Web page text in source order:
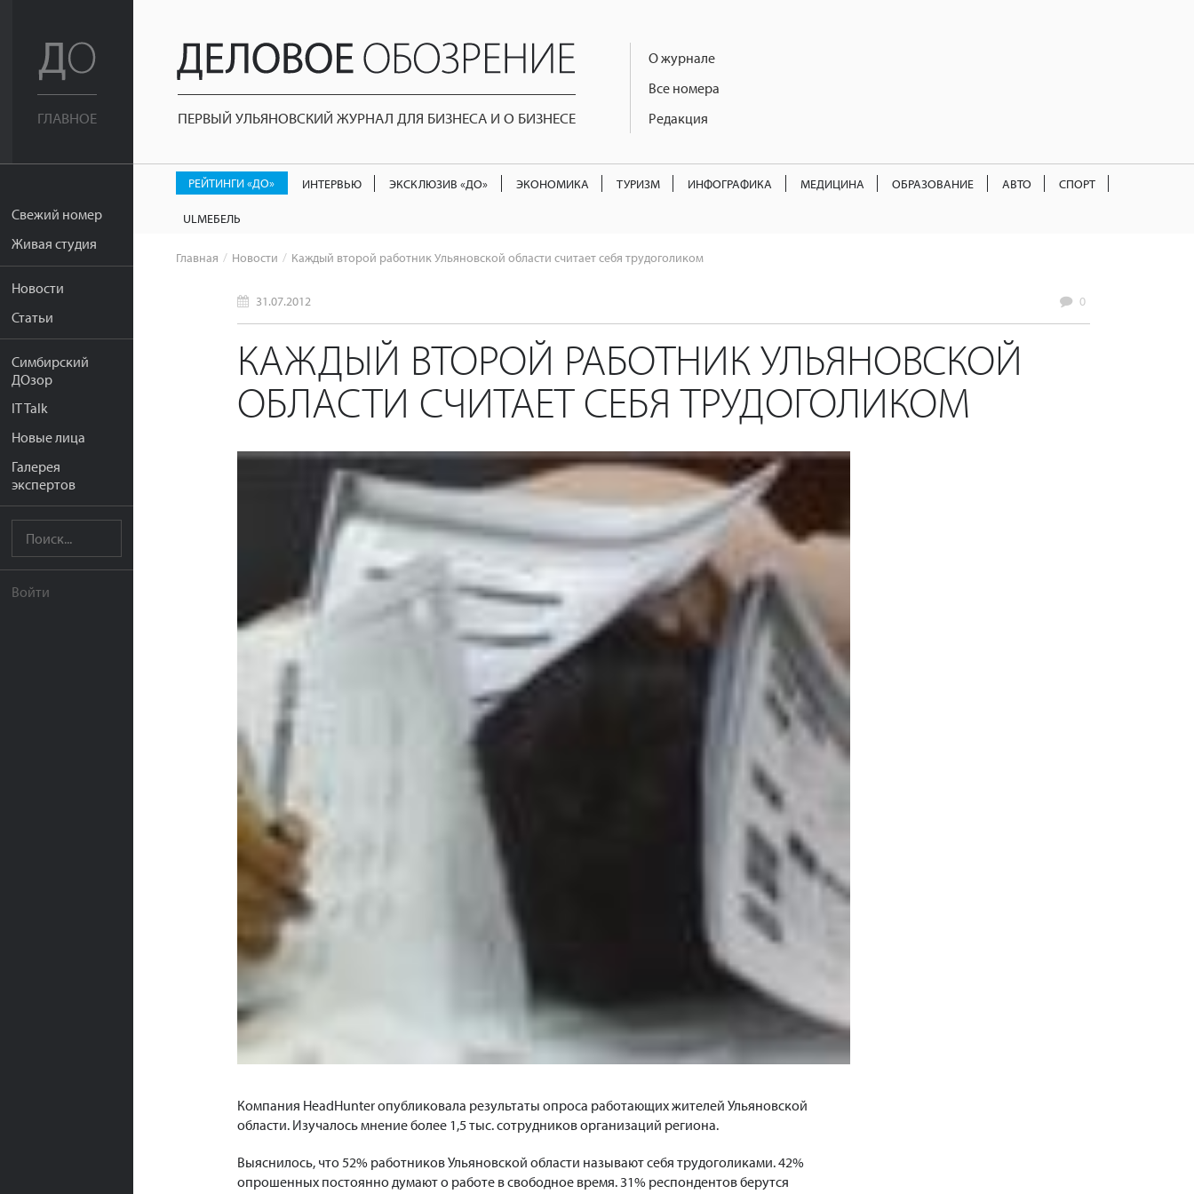
ГЛАВНОЕ
Свежий номер
Живая студия
Новости
Статьи
Симбирский
ДОзор
IT Talk
Новые лица
Галерея
экспертов
Войти
ПЕРВЫЙ УЛЬЯНОВСКИЙ ЖУРНАЛ ДЛЯ БИЗНЕСА И О БИЗНЕСЕ
О журнале
Все номера
Редакция
РЕЙТИНГИ «ДО» ИНТЕРВЬЮ ЭКСКЛЮЗИВ «ДО» ЭКОНОМИКА ТУРИЗМ ИНФОГРАФИКА МЕДИЦИНА ОБРАЗОВАНИЕ АВТО СПОРТ
ULМЕБЕЛЬ
Главная Новости Каждый второй работник Ульяновской области считает себя трудоголиком
31.07.2012 0
КАЖДЫЙ ВТОРОЙ РАБОТНИК УЛЬЯНОВСКОЙ
ОБЛАСТИ СЧИТАЕТ СЕБЯ ТРУДОГОЛИКОМ
Компания HeadHunter опубликовала результаты опроса работающих жителей Ульяновской
области. Изучалось мнение более 1,5 тыс. сотрудников организаций региона.
Выяснилось, что 52% работников Ульяновской области называют себя трудоголиками. 42%
опрошенных постоянно думают о работе в свободное время. 31% респондентов берутся